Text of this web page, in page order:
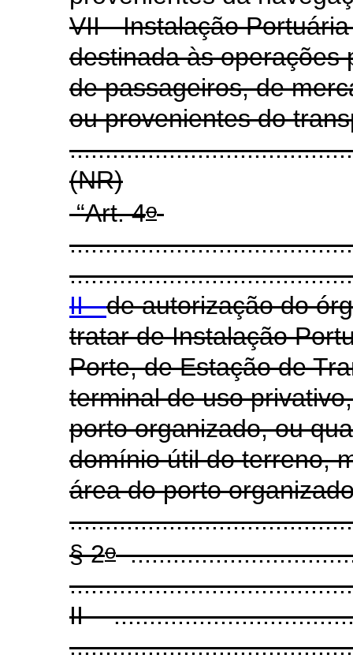
VII - Instalação
destinada às operações
de passageiros, de
ou provenientes do
(NR)
“Art. 4o
II -de autorização do
tratar de Instalação
Porte, de Estação de
terminal de uso
porto organizado, ou
domínio útil do terreno,
área do porto
§ 2o
II -